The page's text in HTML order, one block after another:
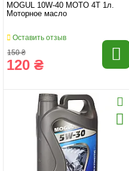
MOGUL 10W-40 MOTO 4T 1л.
Моторное масло
Оставить отзыв
150 ₴
120 ₴